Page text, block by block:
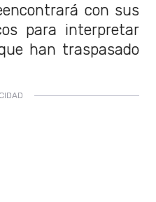
con sus
para interpretar
han traspasado